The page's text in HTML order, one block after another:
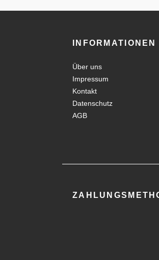
INFORMATIONEN
Über uns
Impressum
Kontakt
Datenschutz
AGB